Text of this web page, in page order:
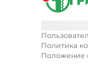
Политика
Положение